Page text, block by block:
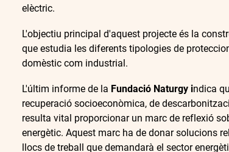
elèctric.
L'objectiu principal d'aquest projecte és la
que estudia les diferents tipologies de
domèstic com industrial.
L'últim informe de la Fundació Naturgy indica
recuperació socioeconòmica, de
resulta vital proporcionar un marc de reflexió
energètic. Aquest marc ha de donar solucions
llocs de treball que demandarà el sector